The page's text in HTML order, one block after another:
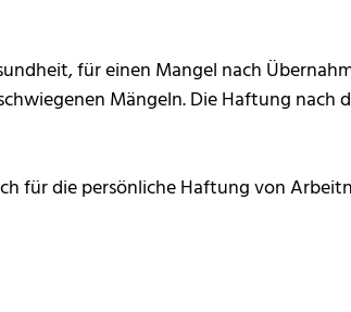
für einen Mangel nach
Mängeln. Die Haftung nach
für die persönliche Haftung von